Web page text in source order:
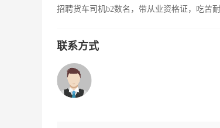
招聘货车司机b2数名，带从业资格证，吃苦
联系方式